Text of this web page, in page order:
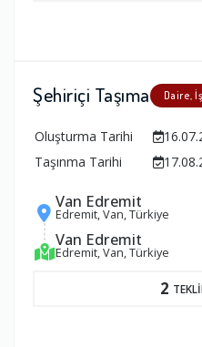
Şehiriçi Taşıma Daire,
Oluşturma Tarihi
Taşınma Tarihi
Van Edremit
Edremit, Van, Türkiye
Van Edremit
Edremit, Van, Türkiye
2